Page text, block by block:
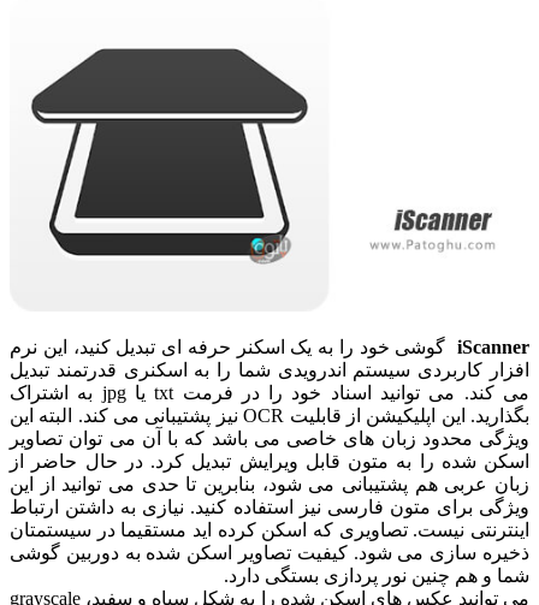
iScanner گوشی خود را به یک اسکنر حرفه ای تبدیل کنید، این نرم
افزار کاربردی سیستم اندرویدی شما را به اسکنری قدرتمند تبدیل
می کند. می توانید اسناد خود را در فرمت txt یا jpg به اشتراک
بگذارید. این اپلیکیشن از قابلیت OCR نیز پشتیبانی می کند. البته این
ویژگی محدود زبان های خاصی می باشد که با آن می توان تصاویر
اسکن شده را به متون قابل ویرایش تبدیل کرد. در حال حاضر از
زبان عربی هم پشتیبانی می شود، بنابرین تا حدی می توانید از این
ویژگی برای متون فارسی نیز استفاده کنید. نیازی به داشتن ارتباط
اینترنتی نیست. تصاویری که اسکن کرده اید مستقیما در سیستمتان
ذخیره سازی می شود. کیفیت تصاویر اسکن شده به دوربین گوشی
شما و هم چنین نور پردازی بستگی دارد.
می توانید عکس های اسکن شده را به شکل سیاه و سفید، grayscale